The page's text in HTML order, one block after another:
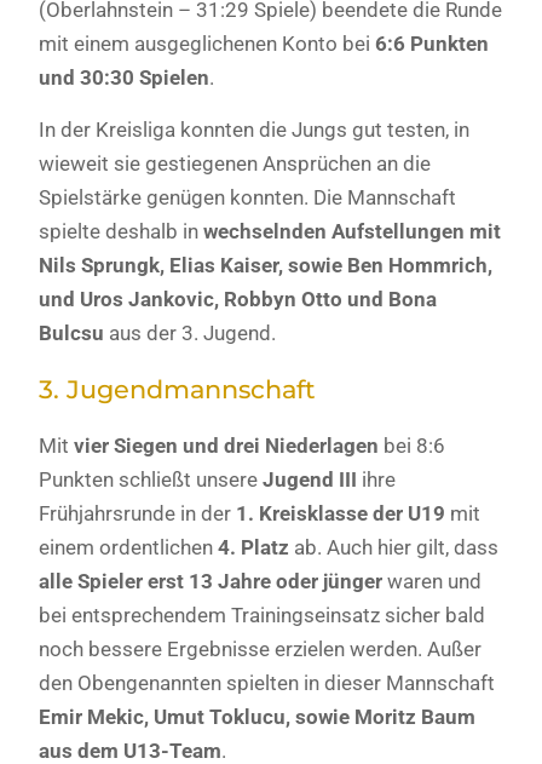
(Oberlahnstein – 31:29 Spiele) beendete die Runde
mit einem ausgeglichenen Konto bei 6:6 Punkten
und 30:30 Spielen.
In der Kreisliga konnten die Jungs gut testen, in
wieweit sie gestiegenen Ansprüchen an die
Spielstärke genügen konnten. Die Mannschaft
spielte deshalb in wechselnden Aufstellungen mit
Nils Sprungk, Elias Kaiser, sowie Ben Hommrich,
und Uros Jankovic, Robbyn Otto und Bona
Bulcsu aus der 3. Jugend.
3. Jugendmannschaft
Mit vier Siegen und drei Niederlagen bei 8:6
Punkten schließt unsere Jugend III ihre
Frühjahrsrunde in der 1. Kreisklasse der U19 mit
einem ordentlichen 4. Platz ab. Auch hier gilt, dass
alle Spieler erst 13 Jahre oder jüngerwaren und
bei entsprechendem Trainingseinsatz sicher bald
noch bessere Ergebnisse erzielen werden. Außer
den Obengenannten spielten in dieser Mannschaft
Emir Mekic, Umut Toklucu, sowie Moritz Baum
aus dem U13-Team.